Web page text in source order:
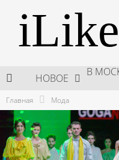
НОВОЕ
Главная Мода